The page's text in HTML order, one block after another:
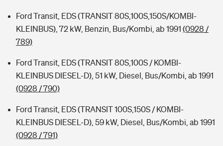
Ford Transit, EDS (TRANSIT 80S,100S,150S/KOMBI-
KLEINBUS), 72 kW, Benzin, Bus/Kombi, ab 1991 (0928 /
789)
Ford Transit, EDS (TRANSIT 80S,100S / KOMBI-
KLEINBUS DIESEL-D), 51 kW, Diesel, Bus/Kombi, ab 1991
(0928 / 790)
Ford Transit, EDS (TRANSIT 100S,150S / KOMBI-
KLEINBUS DIESEL-D), 59 kW, Diesel, Bus/Kombi, ab 1991
(0928 / 791)